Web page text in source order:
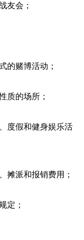
友会；
赌博活动；
的场所；
度假和健身娱乐活
派和报销费用；
定；